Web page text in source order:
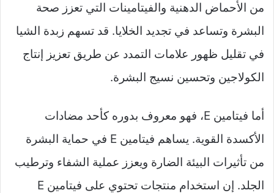
من الأحماض الدهنية والفيتامينات التي تعزز صحة
البشرة وتساعد في تجديد الخلايا. قد تسهم زبدة الشيا
في تقليل ظهور علامات التمدد عن طريق تعزيز إنتاج
الكولاجين وتحسين نسيج البشرة.
أما فيتامين E، فهو معروف بدوره كأحد مضادات
الأكسدة القوية. يساهم فيتامين E في حماية البشرة
من تأثيرات البيئة الضارة ويعزز عملية الشفاء وترطيب
الجلد. إن استخدام منتجات تحتوي على فيتامين E